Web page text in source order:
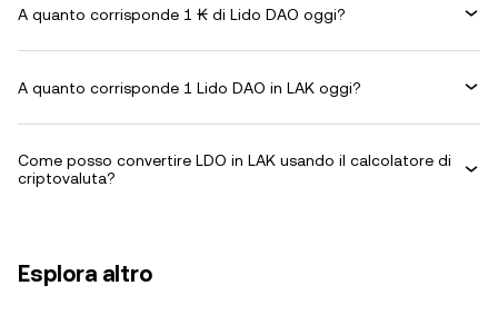
A quanto corrisponde 1 ₭ di Lido DAO oggi?
A quanto corrisponde 1 Lido DAO in LAK oggi?
Come posso convertire LDO in LAK usando il calcolatore di
criptovaluta?
Esplora altro